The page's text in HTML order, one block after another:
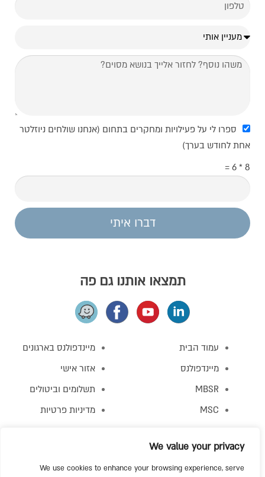
We value your privacy
We use cookies to enhance your browsing experience, serve
ספרו לי על פעילויות ומחקרים בתחום (אנחנו שולחים ניוזלטר
אחת לחודש בערך)
8 * 6 =
דברו איתי
תמצאו אותנו גם פה
עמוד הבית
מיינדפולנס
MBSR
MSC
מפגש התנסות
מיינדפולנס בארגונים
אזור אישי
תשלומים וביטולים
מדיניות פרטיות